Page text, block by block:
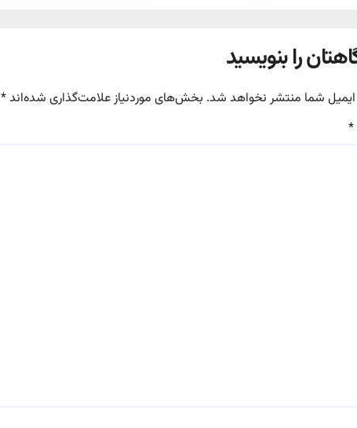
را بنویسید
شما منتشر نخواهد شد. بخش‌های موردنیاز علامت‌گذاری شده‌اند*
*